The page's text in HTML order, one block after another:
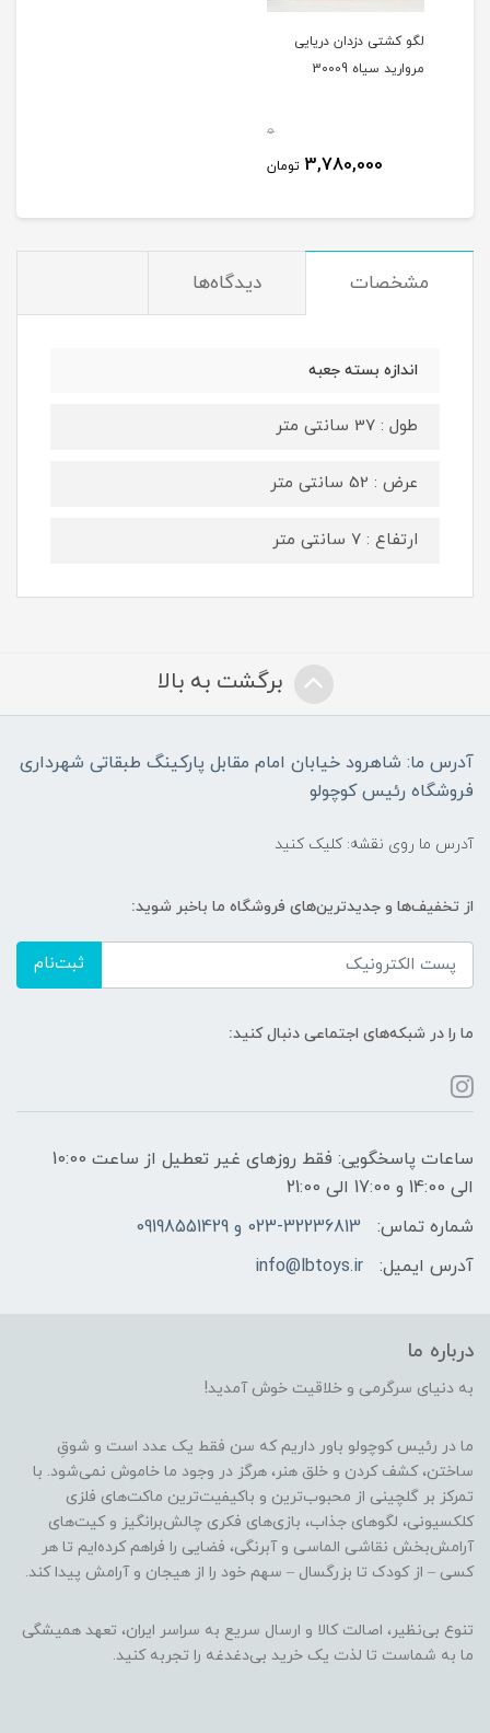
لگو کشتی دزدان دریایی
مروارید سیاه 30009
0
3,780,000 تومان
مشخصات دیدگاه‌ها
اندازه بسته جعبه
طول : 37 سانتی متر
عرض : 52 سانتی متر
ارتفاع : 7 سانتی متر
برگشت به بالا
آدرس ما: شاهرود خیابان امام مقابل پارکینگ طبقاتی شهرداری
فروشگاه رئیس کوچولو
آدرس ما روی نقشه: کلیک کنید
از تخفیف‌ها و جدیدترین‌های فروشگاه ما باخبر شوید:
ثبت‌نام
ما را در شبکه‌های اجتماعی دنبال کنید:
ساعات پاسخگویی: فقط روزهای غیر تعطیل از ساعت 10:00
الی 14:00 و 17:00 الی 21:00
شماره تماس:
023-32236813 و 09198551429
آدرس ایمیل:
info@lbtoys.ir
درباره ما
به دنیای سرگرمی و خلاقیت خوش آمدید!
ما در رئیس کوچولو باور داریم که سن فقط یک عدد است و شوقِ
ساختن، کشف کردن و خلق هنر، هرگز در وجود ما خاموش نمی‌شود. با
تمرکز بر گلچینی از محبوب‌ترین و باکیفیت‌ترین ماکت‌های فلزی
کلکسیونی، لگوهای جذاب، بازی‌های فکری چالش‌برانگیز و کیت‌های
آرامش‌بخش نقاشی الماسی و آبرنگی، فضایی را فراهم کرده‌ایم تا هر
کسی – از کودک تا بزرگسال – سهم خود را از هیجان و آرامش پیدا کند.
تنوع بی‌نظیر، اصالت کالا و ارسال سریع به سراسر ایران، تعهد همیشگی
ما به شماست تا لذت یک خرید بی‌دغدغه را تجربه کنید.